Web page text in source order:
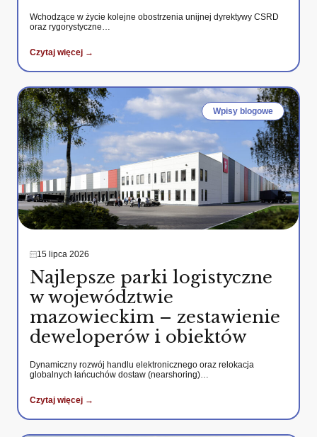
Wchodzące w życie kolejne obostrzenia unijnej dyrektywy CSRD
oraz rygorystyczne…
Czytaj więcej →
Wpisy blogowe
15 lipca 2026
Najlepsze parki logistyczne
w województwie
mazowieckim – zestawienie
deweloperów i obiektów
Dynamiczny rozwój handlu elektronicznego oraz relokacja
globalnych łańcuchów dostaw (nearshoring)…
Czytaj więcej →